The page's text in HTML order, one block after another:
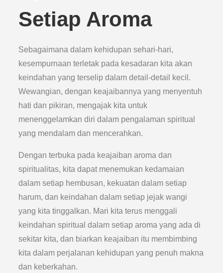
Setiap Aroma
Sebagaimana dalam kehidupan sehari-hari,
kesempurnaan terletak pada kesadaran kita akan
keindahan yang terselip dalam detail-detail kecil.
Wewangian, dengan keajaibannya yang menyentuh
hati dan pikiran, mengajak kita untuk
menenggelamkan diri dalam pengalaman spiritual
yang mendalam dan mencerahkan.
Dengan terbuka pada keajaiban aroma dan
spiritualitas, kita dapat menemukan kedamaian
dalam setiap hembusan, kekuatan dalam setiap
harum, dan keindahan dalam setiap jejak wangi
yang kita tinggalkan. Mari kita terus menggali
keindahan spiritual dalam setiap aroma yang ada di
sekitar kita, dan biarkan keajaiban itu membimbing
kita dalam perjalanan kehidupan yang penuh makna
dan keberkahan.